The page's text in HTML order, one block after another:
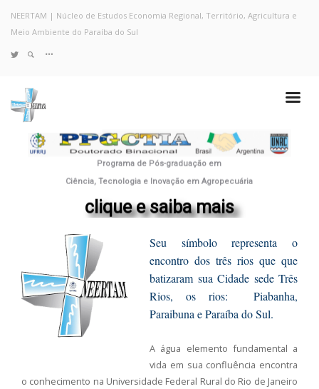
Projetos de Pesquisa
Políticas
Objetivos e Metas
Resultados
Coleta no Estado do RJ
Grupo de Pesquisa
Artigos
Monografias Defendidas
Pesquisadores
Economia da Poluição: Discussão
Exemplo de Externalidade e Poluição
Instrumentos Econômicos na Poluição
Instrumento de Comando e Controle
NEERTAM | Núcleo de Estudos Economia Regional, Território, Agricultura e
Meio Ambiente do Paraíba do Sul
Programa de Pós-graduação em
Ciência, Tecnologia e Inovação em Agropecuária
clique e saiba mais
Seu símbolo representa o
encontro dos três rios que que
batizaram sua Cidade sede Três
Rios, os rios: Piabanha,
Paraibuna e Paraíba do Sul.
A água elemento fundamental a
vida em sua confluência encontra
o conhecimento na Universidade Federal Rural do Rio de Janeiro